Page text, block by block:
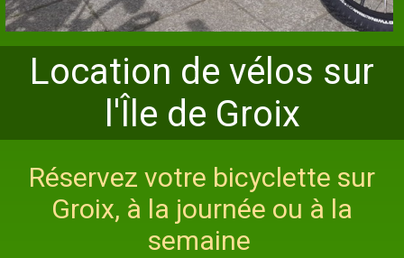
Location de vélos sur
l'Île de Groix
Réservez votre bicyclette sur
Groix, à la journée ou à la
semaine